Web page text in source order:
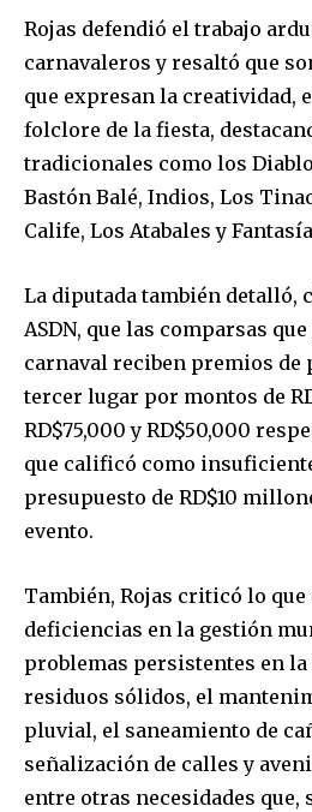
Rojas defendió el trabajo
carnavaleros y resaltó que
que expresan la creatividad,
folclore de la fiesta,
tradicionales como los
Bastón Balé, Indios, Los
Calife, Los Atabales y
La diputada también detalló,
ASDN, que las comparsas
carnaval reciben premios de
tercer lugar por montos de
RD$75,000 y RD$50,000
que calificó como
presupuesto de RD$10
evento.
También, Rojas criticó lo
deficiencias en la gestión
problemas persistentes en la
residuos sólidos, el
pluvial, el saneamiento de
señalización de calles y
entre otras necesidades que,